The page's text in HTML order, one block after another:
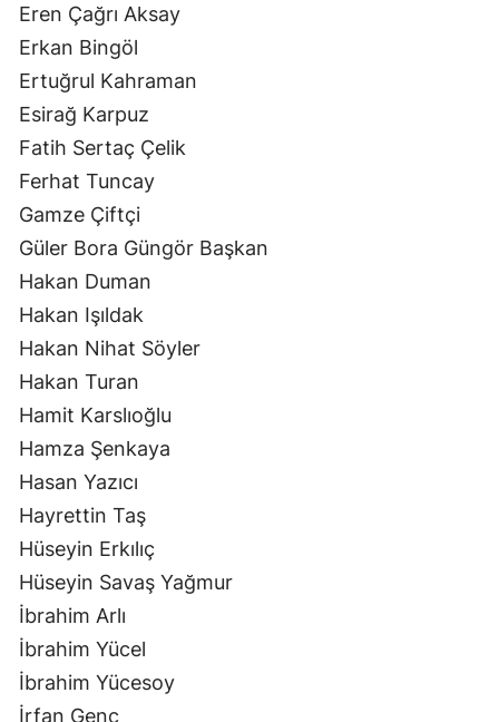
Eren Çağrı Aksay
Erkan Bingöl
Ertuğrul Kahraman
Esirağ Karpuz
Fatih Sertaç Çelik
Ferhat Tuncay
Gamze Çiftçi
Güler Bora Güngör Başkan
Hakan Duman
Hakan Işıldak
Hakan Nihat Söyler
Hakan Turan
Hamit Karslıoğlu
Hamza Şenkaya
Hasan Yazıcı
Hayrettin Taş
Hüseyin Erkılıç
Hüseyin Savaş Yağmur
İbrahim Arlı
İbrahim Yücel
İbrahim Yücesoy
İrfan Genç